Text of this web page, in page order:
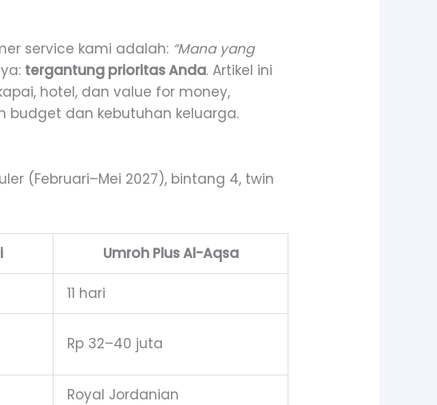
service kami adalah: “Mana yang
tergantung prioritas Anda. Artikel ini
hotel, dan value for money,
budget dan kebutuhan keluarga.
(Februari–Mei 2027), bintang 4, twin
Umroh Plus Al-Aqsa
11 hari
Rp 32–40 juta
Royal Jordanian